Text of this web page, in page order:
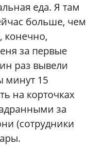
еда. Я там
больше, чем
конечно,
за первые
раз вывели
минут 15
на корточках
за
(сотрудники